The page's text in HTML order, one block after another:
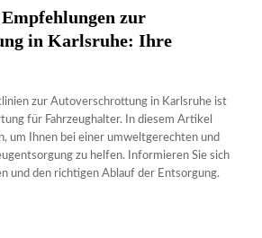
zur
in Karlsruhe: Ihre
zur Autoverschrottung in Karlsruhe ist
für Fahrzeughalter. In diesem Artikel
um Ihnen bei einer umweltgerechten und
zu helfen. Informieren Sie sich
und den richtigen Ablauf der Entsorgung.